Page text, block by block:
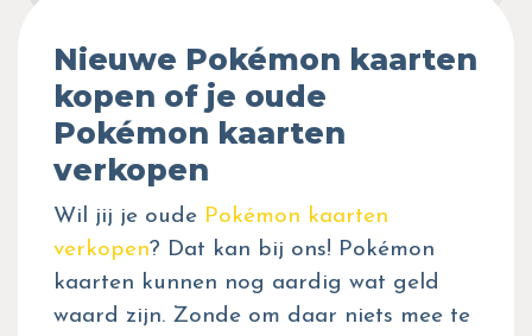
Nieuwe Pokémon kaarten
kopen of je oude
Pokémon kaarten
verkopen
Wil jij je oude Pokémon kaarten
verkopen? Dat kan bij ons! Pokémon
kaarten kunnen nog aardig wat geld
waard zijn. Zonde om daar niets mee te